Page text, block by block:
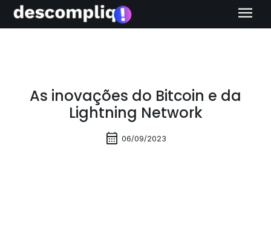
menu
As inovações do Bitcoin e da
Lightning Network
calendar_month 06/09/2023